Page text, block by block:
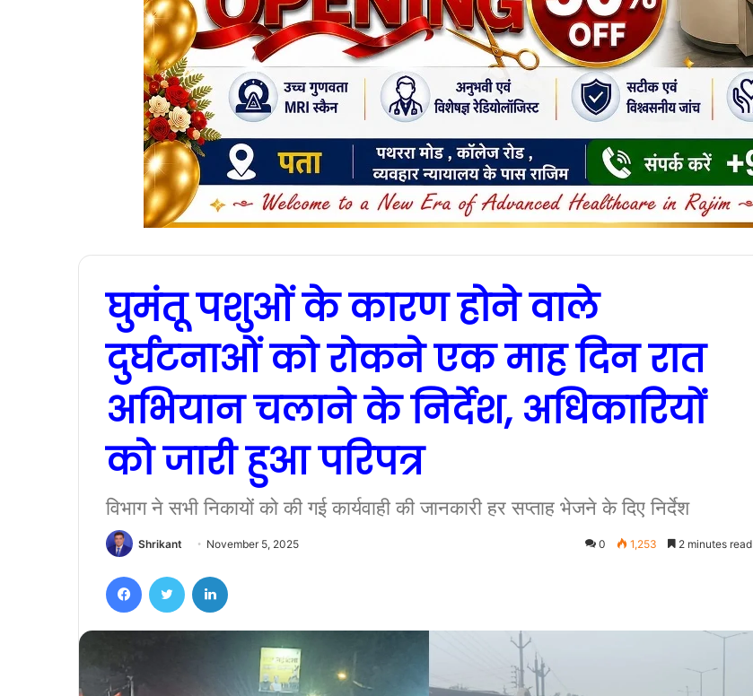
घुमंतू पशुओं के कारण होने वाले
दुर्घटनाओं को रोकने एक माह दिन रात
अभियान चलाने के निर्देश, अधिकारियों
को जारी हुआ परिपत्र
विभाग ने सभी निकायों को की गई कार्यवाही की जानकारी हर सप्ताह भेजने के दिए निर्देश
Shrikant November 5, 2025 0 1,253 2 minutes read